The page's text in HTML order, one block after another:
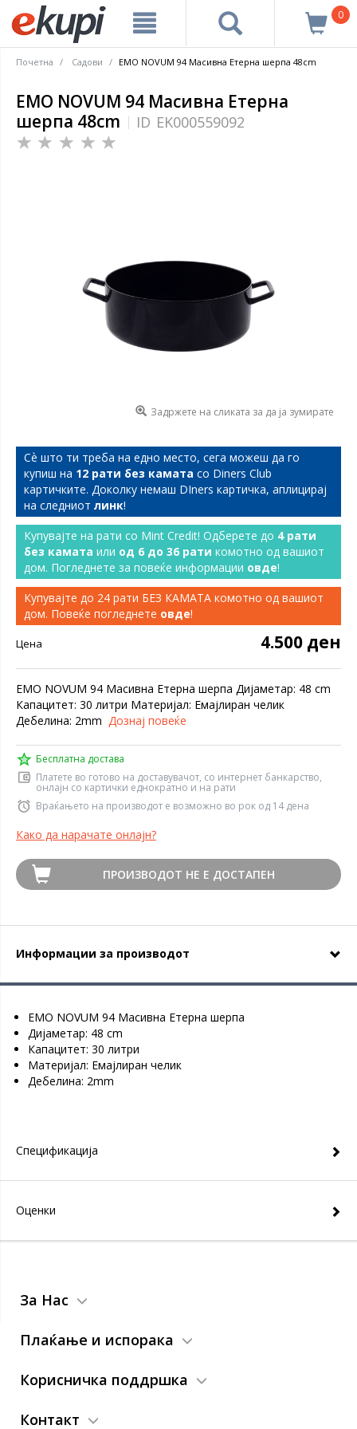
0
Почетна Cадови EMO NOVUM 94 Масивна Етерна шерпа 48cm
EMO NOVUM 94 Масивна Етерна
шерпа 48cm
ID EK000559092
Задржете на сликата за да ја зумирате
Сѐ што ти треба на едно место, сега можеш да го
купиш на 12 рати без камата со Diners Club
картичките. Доколку немаш DIners картичка, аплицирај
на следниот линк!
Купувајте на рати со Mint Credit! Одберете до 4 рати
без камата или од 6 до 36 рати комотно од вашиот
дом. Погледнете за повеќе информации овде!
Купувајте до 24 рати БЕЗ КАМАТА комотно од вашиот
дом. Повеќе погледнете овде!
Цена 4.500 ден
EMO NOVUM 94 Масивна Етерна шерпа Дијаметар: 48 cm
Капацитет: 30 литри Материјал: Емајлиран челик
Дебелина: 2mm Дознај повеќе
Бесплатна достава
Платете во готово на доставувачот, со интернет банкарство,
онлајн со картички еднократно и на рати
Враќањето на производот е возможно во рок од 14 дена
Како да нарачате онлајн?
ПРОИЗВОДОТ НЕ Е ДОСТАПЕН
Информации за производот
EMO NOVUM 94 Масивна Етерна шерпа
Дијаметар: 48 cm
Капацитет: 30 литри
Материјал: Емајлиран челик
Дебелина: 2mm
Спецификација
Оценки
За Нас
Плаќање и испорака
Корисничка поддршка
Контакт